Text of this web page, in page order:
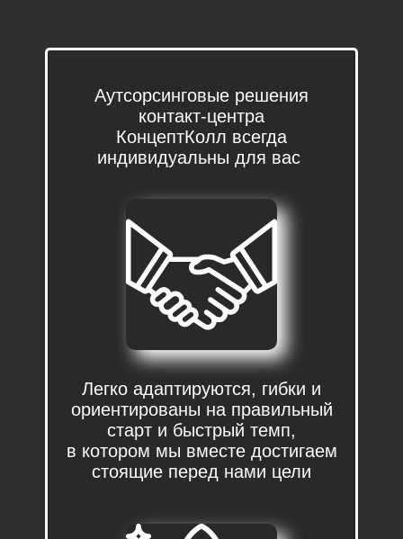
Мы предлагаем вашему
бизнесу современную
телемаркетинговую
коммуникацию с
клиентами
по всем каналам связи
Аутсорсинговые решения
контакт-центра
КонцептКолл всегда
индивидуальны для вас
Легко адаптируются, гибки и
ориентированы на правильный
старт и быстрый темп,
в котором мы вместе достигаем
стоящие перед нами цели